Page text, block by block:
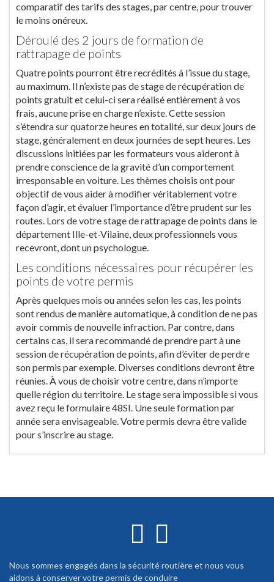
comparatif des tarifs des stages, par centre, pour trouver
le moins onéreux.
Déroulé des 2 jours de formation de
rattrapage de points
Quatre points pourront être recrédités à l’issue du stage,
au maximum. Il n’existe pas de stage de récupération de
points gratuit et celui-ci sera réalisé entièrement à vos
frais, aucune prise en charge n’existe. Cette session
s’étendra sur quatorze heures en totalité, sur deux jours de
stage, généralement en deux journées de sept heures. Les
discussions initiées par les formateurs vous aideront à
prendre conscience de la gravité d’un comportement
irresponsable en voiture. Les thèmes choisis ont pour
objectif de vous aider à modifier véritablement votre
façon d’agir, et évaluer l’importance d’être prudent sur les
routes. Lors de votre stage de rattrapage de points dans le
département Ille-et-Vilaine, deux professionnels vous
recevront, dont un psychologue.
Les conditions nécessaires pour récupérer les
points de votre permis
Après quelques mois ou années selon les cas, les points
sont rendus de manière automatique, à condition de ne pas
avoir commis de nouvelle infraction. Par contre, dans
certains cas, il sera recommandé de prendre part à une
session de récupération de points, afin d’éviter de perdre
son permis par exemple. Diverses conditions devront être
réunies. À vous de choisir votre centre, dans n’importe
quelle région du territoire. Le stage sera impossible si vous
avez reçu le formulaire 48SI. Une seule formation par
année sera envisageable. Votre permis devra être valide
pour s’inscrire au stage.
Nous sommes engagés dans la sécurité routière et nous vous
aidons à conserver votre permis de conduire